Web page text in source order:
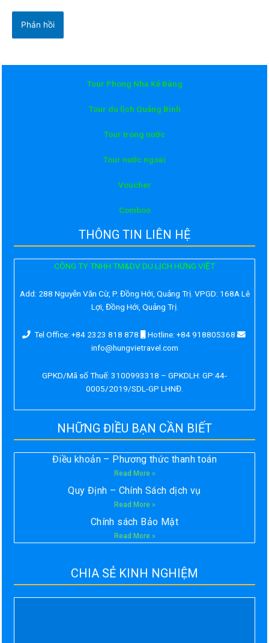
Tour Phong Nha Kẻ Bàng
Tour du lịch Quảng Bình
Tour trong nước
Tour nước ngoài
Voucher
Comboo
THÔNG TIN LIÊN HỆ
CÔNG TY TNHH TM&DV DU LỊCH HƯNG VIỆT
Add: 288 Nguyễn Văn Cừ, P. Đồng Hới, Quảng Trị. VPGD: 168A Lê
Lợi, Đồng Hới, Quảng Trị.
Tel Office: +84 2323 818 878
Hotline: +84 918805368
info@hungvietravel.com
GPKD/Mã số Thuế: 3100993318 – GPKDLH: GP:44-
0005/2019/SDL-GP LHNĐ.
NHỮNG ĐIỀU BẠN CẦN BIẾT
Điều khoản – Phương thức thanh toán
Read More »
Quy Định – Chính Sách dịch vụ
Read More »
Chính sách Bảo Mật
Read More »
CHIA SẺ KINH NGHIỆM